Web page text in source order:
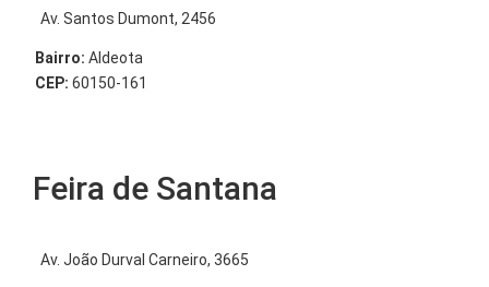
Av. Santos Dumont, 2456
Bairro: Aldeota
CEP: 60150-161
Feira de Santana
Av. João Durval Carneiro, 3665